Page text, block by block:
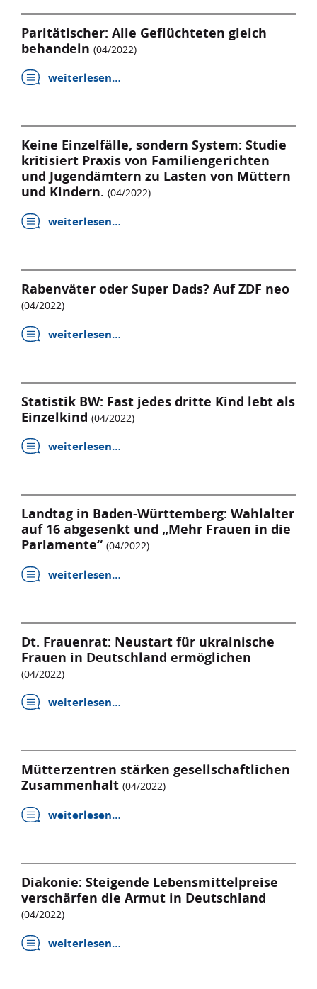
Paritätischer: Alle Geflüchteten gleich
behandeln (04/2022)
weiterlesen…
Keine Einzelfälle, sondern System: Studie
kritisiert Praxis von Familiengerichten
und Jugendämtern zu Lasten von Müttern
und Kindern. (04/2022)
weiterlesen…
Rabenväter oder Super Dads? Auf ZDF neo
(04/2022)
weiterlesen…
Statistik BW: Fast jedes dritte Kind lebt als
Einzelkind (04/2022)
weiterlesen…
Landtag in Baden-Württemberg: Wahlalter
auf 16 abgesenkt und „Mehr Frauen in die
Parlamente“ (04/2022)
weiterlesen…
Dt. Frauenrat: Neustart für ukrainische
Frauen in Deutschland ermöglichen
(04/2022)
weiterlesen…
Mütterzentren stärken gesellschaftlichen
Zusammenhalt (04/2022)
weiterlesen…
Diakonie: Steigende Lebensmittelpreise
verschärfen die Armut in Deutschland
(04/2022)
weiterlesen…